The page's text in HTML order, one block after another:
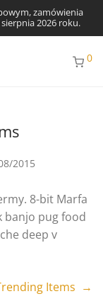
zamówienia
2026 roku.
0
2015
8-bit Marfa
banjo pug food
deep v
Items →